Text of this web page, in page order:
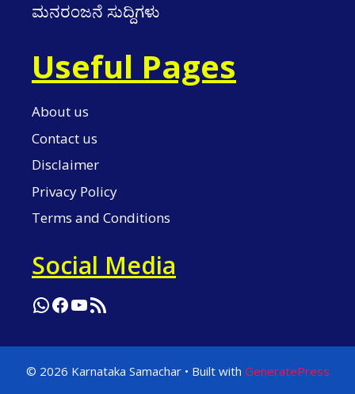
ಮನರಂಜನೆ ಸುದ್ದಿಗಳು
Useful Pages
About us
Contact us
Disclaimer
Privacy Policy
Terms and Conditions
Social Media
WhatsApp
Facebook
YouTube
RSS Feed
© 2026 Karnataka Samachar• Built with GeneratePress